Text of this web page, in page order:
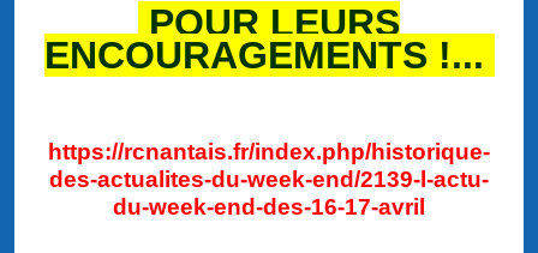
POUR LEURS
ENCOURAGEMENTS !...
https://rcnantais.fr/index.php/historique-
des-actualites-du-week-end/2139-l-actu-
du-week-end-des-16-17-avril